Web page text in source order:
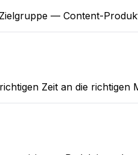
— Content-
Zeit an die richtigen